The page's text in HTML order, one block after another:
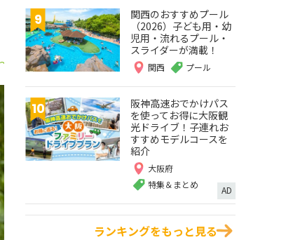
関西のおすすめプール
（2026）子ども用・幼
児用・流れるプール・
スライダーが満載！
関西 プール
阪神高速おでかけパス
を使ってお得に大阪観
光ドライブ！子連れお
すすめモデルコースを
紹介
大阪府
特集＆まとめ
AD
ランキングをもっと見る